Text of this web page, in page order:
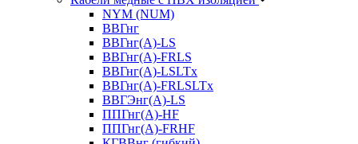
NYM (NUM)
ВВГнг
ВВГнг(А)-LS
ВВГнг(А)-FRLS
ВВГнг(A)-LSLTx
ВВГнг(A)-FRLSLTx
ВВГЭнг(А)-LS
ППГнг(А)-HF
ППГнг(А)-FRHF